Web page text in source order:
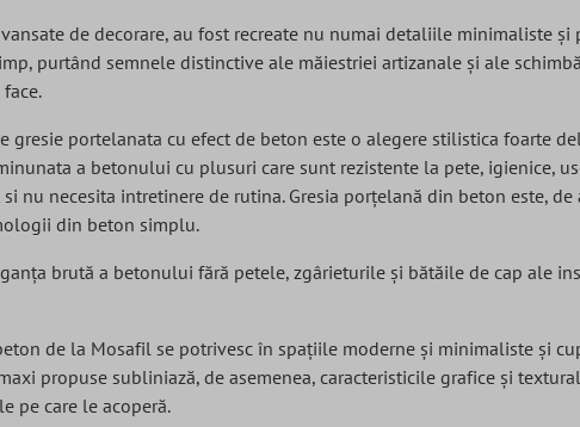
de decorare, au fost recreate nu numai detaliile minimaliste
purtând semnele distinctive ale măiestriei artizanale și ale
gresie portelanata cu efect de beton este o alegere stilistica foarte
a betonului cu plusuri care sunt rezistente la pete, igienice,
nu necesita intretinere de rutina. Gresia porțelană din beton este,
din beton simplu.
brută a betonului fără petele, zgârieturile și bătăile de cap ale
de la Mosafil se potrivesc în spațiile moderne și minimaliste și
propuse subliniază, de asemenea, caracteristicile grafice și
pe care le acoperă.